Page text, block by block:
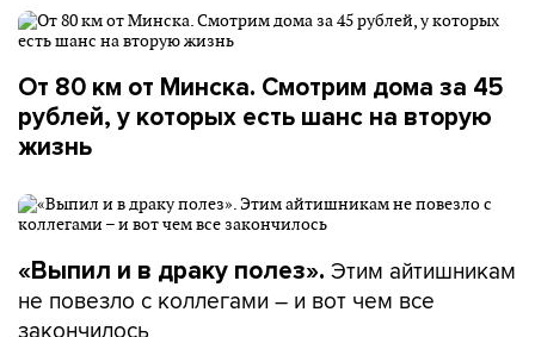
От 80 км от Минска. Смотрим дома за 45
рублей, у которых есть шанс на вторую
жизнь
«Выпил и в драку полез». Этим айтишникам
не повезло с коллегами – и вот чем все
закончилось